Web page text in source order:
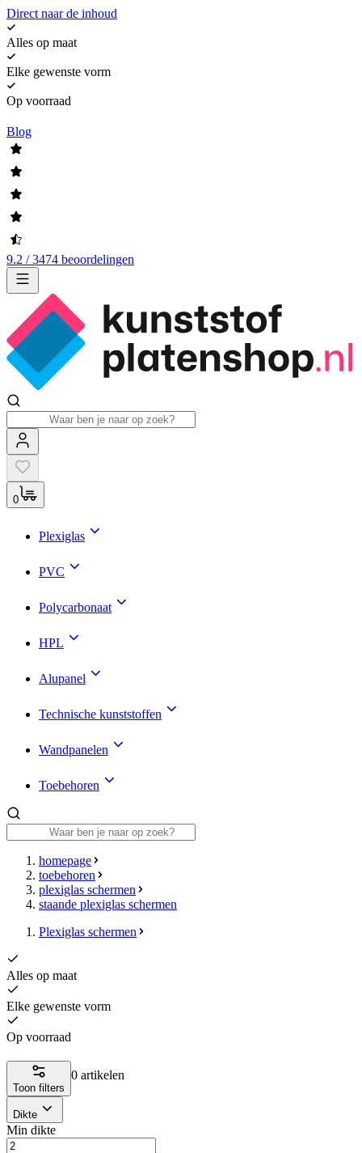
Direct naar de inhoud
Alles op maat
Elke gewenste vorm
Op voorraad
Blog
9.2 / 3474 beoordelingen
0
Plexiglas
PVC
Polycarbonaat
HPL
Alupanel
Technische kunststoffen
Wandpanelen
Toebehoren
homepage
toebehoren
plexiglas schermen
staande plexiglas schermen
Plexiglas schermen
Alles op maat
Elke gewenste vorm
Op voorraad
Toon filters
0 artikelen
Dikte
Min dikte